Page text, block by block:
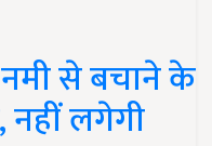
से बचाने के
लगेगी